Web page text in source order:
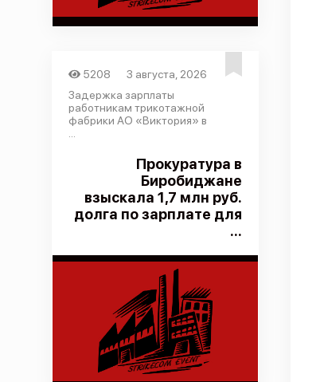
5208
3 августа, 2026
Задержка зарплаты
работникам трикотажной
фабрики АО «Виктория» в
Прокуратура в
Биробиджане
взыскала 1,7 млн руб.
долга по зарплате для
...